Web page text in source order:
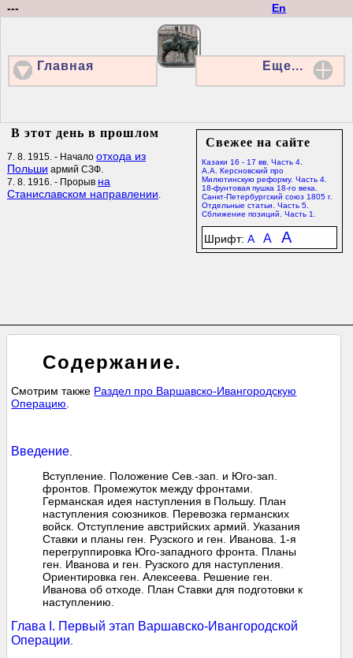
En
---
Главная Еще...
Свежее на сайте
Казаки 16 - 17 вв. Часть 4.
А.А. Керсновский про
Милютинскую реформу. Часть 4.
18-фунтовая пушка 18-го века.
Санкт-Петербургский союз 1805 г.
Отдельные статьи. Часть 5.
Сближение позиций. Часть 1.
Шрифт: A A A
В этот день в прошлом
7. 8. 1915. - Начало отхода из
Польши армий СЗФ.
7. 8. 1916. - Прорыв на
Станиславском направлении.
Содержание.
Смотрим также Раздел про Варшавско-Ивангородскую
Операцию
Введение
Вступление. Положение Сев.-зап. и Юго-зап.
фронтов. Промежуток между фронтами.
Германская идея наступления в Польшу. План
наступления союзников. Перевозка германских
войск. Отступление австрийских армий. Указания
Ставки и планы ген. Рузского и ген. Иванова. 1-я
перегруппировка Юго-западного фронта. Планы
ген. Иванова и ген. Рузского для наступления.
Ориентировка ген. Алексеева. Решение ген.
Иванова об отходе. План Ставки для подготовки к
наступлению.
Глава I. Первый этап Варшавско-Ивангородской
Операции